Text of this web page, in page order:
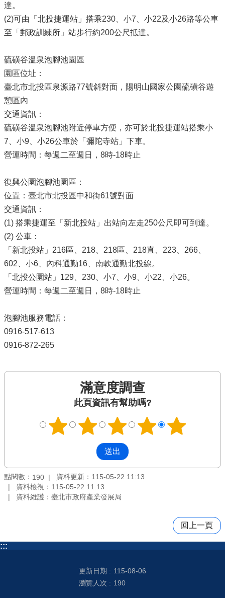
達。
(2)可由「北投捷運站」搭乘230、小7、小22及小26路等公車
至「郵政訓練所」站步行約200公尺抵達。
硫磺谷溫泉泡腳池園區
園區位址：
臺北市北投區泉源路77號斜對面，陽明山國家公園硫磺谷遊
憩區內
交通資訊：
硫磺谷溫泉泡腳池附近停車方便，亦可於北投捷運站搭乘小
7、小9、小26公車於「彌陀寺站」下車。
營運時間：每週二至週日，8時-18時止
復興公園泡腳池園區：
位置：臺北市北投區中和街61號對面
交通資訊：
(1) 搭乘捷運至「新北投站」出站向左走250公尺即可到達。
(2) 公車：
「新北投站」216區、218、218區、218直、223、266、
602、小6、內科通勤16、南軟通勤北投線。
「北投公園站」129、230、小7、小9、小22、小26。
營運時間：每週二至週日，8時-18時止
泡腳池服務電話：
0916-517-613
0916-872-265
滿意度調查
此頁資訊有幫助嗎?
點閱數： 190
資料更新：115-05-22 11:13
資料檢視：115-05-22 11:13
資料維護：臺北市政府產業發展局
回上一頁
:::
更新日期
115-08-06
瀏覽人次
190